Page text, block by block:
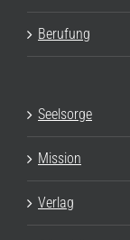
Berufung
Seelsorge
Mission
Verlag